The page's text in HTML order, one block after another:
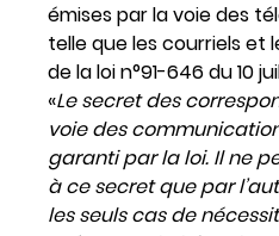
émises par la voie des
telle que les courriels et
de la loi n°91-646 du 10
«Le secret des
voie des
garanti par la loi. Il ne
à ce secret que par
les seuls cas de